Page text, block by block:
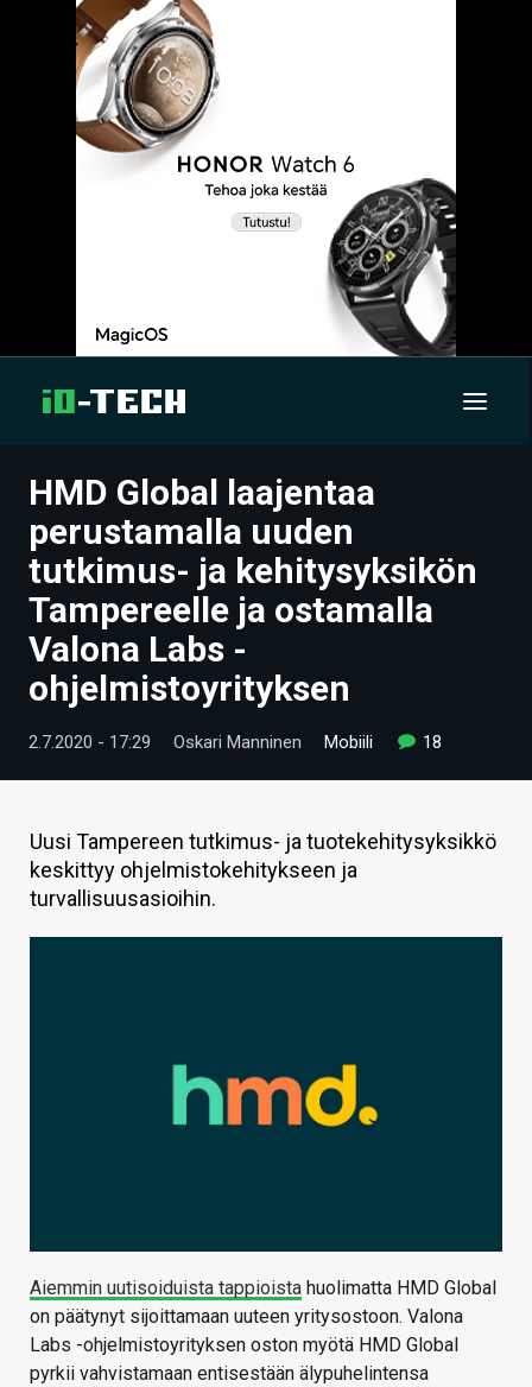
UUTISET
ARTIKKELIT
VIDEOT
TECHBBS
TIETOA
VAIHDA TEEMA
HMD Global laajentaa
perustamalla uuden
tutkimus- ja kehitysyksikön
Tampereelle ja ostamalla
Valona Labs -
ohjelmistoyrityksen
2.7.2020 - 17:29 Oskari Manninen Mobiili 18
Uusi Tampereen tutkimus- ja tuotekehitysyksikkö
keskittyy ohjelmistokehitykseen ja
turvallisuusasioihin.
Aiemmin uutisoiduista tappioista huolimatta HMD Global
on päätynyt sijoittamaan uuteen yritysostoon. Valona
Labs -ohjelmistoyrityksen oston myötä HMD Global
pyrkii vahvistamaan entisestään älypuhelintensa